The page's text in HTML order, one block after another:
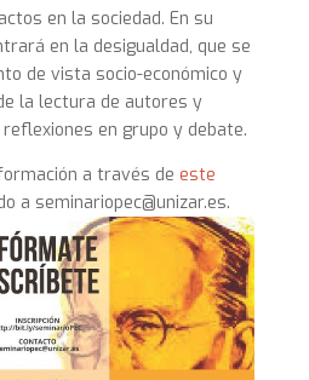
en la sociedad. En su
en la desigualdad, que se
de vista socio-económico y
la lectura de autores y
en grupo y debate.
a través de este
a seminariopec@unizar.es.